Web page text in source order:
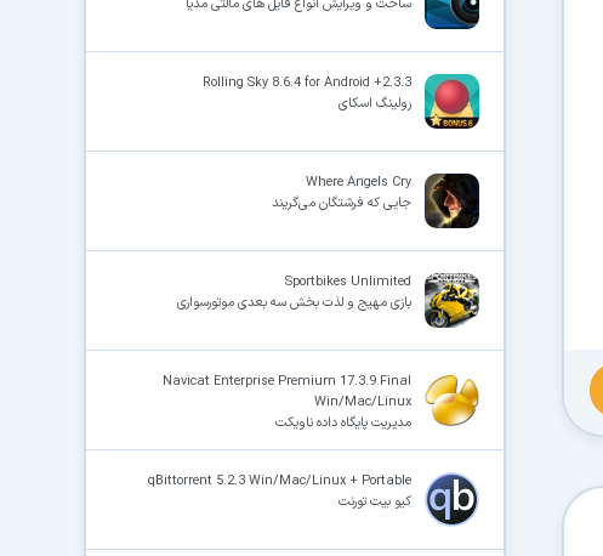
ساخت و ویرایش انواع فایل های مالتی مدیا
Rolling Sky 8.6.4 for Android +2.3.3
رولینگ اسکای
Where Angels Cry
جایی که فرشتگان می‌گریند
Sportbikes Unlimited
بازی مهیج و لذت بخش سه بعدی موتورسواری
Navicat Enterprise Premium 17.3.9 Final
Win/Mac/Linux
مدیریت پایگاه داده ناویکت
qBittorrent 5.2.3 Win/Mac/Linux + Portable
کیو بیت تورنت